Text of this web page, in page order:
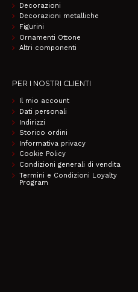
Decorazioni
Decorazioni metalliche
Figurini
Ornamenti Ottone
Altri componenti
PER I NOSTRI CLIENTI
Il mio account
Dati personali
Indirizzi
Storico ordini
Informativa privacy
Cookie Policy
Condizioni generali di vendita
Termini e Condizioni Loyalty
Program